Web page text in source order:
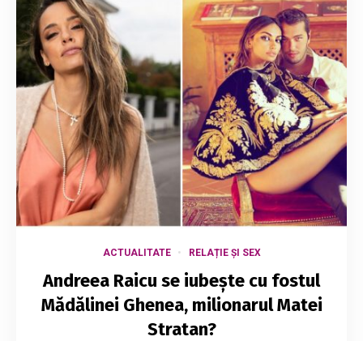
ACTUALITATE RELAȚIE ȘI SEX
Andreea Raicu se iubește cu fostul
Mădălinei Ghenea, milionarul Matei
Stratan?